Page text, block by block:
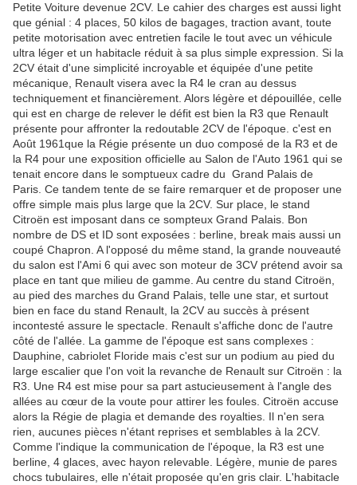
Petite Voiture devenue 2CV. Le cahier des charges est aussi light
que génial : 4 places, 50 kilos de bagages, traction avant, toute
petite motorisation avec entretien facile le tout avec un véhicule
ultra léger et un habitacle réduit à sa plus simple expression. Si la
2CV était d'une simplicité incroyable et équipée d'une petite
mécanique, Renault visera avec la R4 le cran au dessus
techniquement et financièrement. Alors légère et dépouillée, celle
qui est en charge de relever le défit est bien la R3 que Renault
présente pour affronter la redoutable 2CV de l'époque. c'est en
Août 1961que la Régie présente un duo composé de la R3 et de
la R4 pour une exposition officielle au Salon de l'Auto 1961 qui se
tenait encore dans le somptueux cadre du Grand Palais de
Paris. Ce tandem tente de se faire remarquer et de proposer une
offre simple mais plus large que la 2CV. Sur place, le stand
Citroën est imposant dans ce sompteux Grand Palais. Bon
nombre de DS et ID sont exposées : berline, break mais aussi un
coupé Chapron. A l'opposé du même stand, la grande nouveauté
du salon est l'Ami 6 qui avec son moteur de 3CV prétend avoir sa
place en tant que milieu de gamme. Au centre du stand Citroën,
au pied des marches du Grand Palais, telle une star, et surtout
bien en face du stand Renault, la 2CV au succès à présent
incontesté assure le spectacle. Renault s'affiche donc de l'autre
côté de l'allée. La gamme de l'époque est sans complexes :
Dauphine, cabriolet Floride mais c'est sur un podium au pied du
large escalier que l'on voit la revanche de Renault sur Citroën : la
R3. Une R4 est mise pour sa part astucieusement à l'angle des
allées au cœur de la voute pour attirer les foules. Citroën accuse
alors la Régie de plagia et demande des royalties. Il n'en sera
rien, aucunes pièces n'étant reprises et semblables à la 2CV.
Comme l'indique la communication de l'époque, la R3 est une
berline, 4 glaces, avec hayon relevable. Légère, munie de pares
chocs tubulaires, elle n'était proposée qu'en gris clair. L'habitacle